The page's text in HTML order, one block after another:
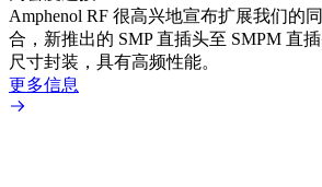
Amphenol RF 很高兴地宣布扩展我们的
合，新推出的 SMP 直插头至 SMPM 直
尺寸封装，具有高频性能。
更多信息